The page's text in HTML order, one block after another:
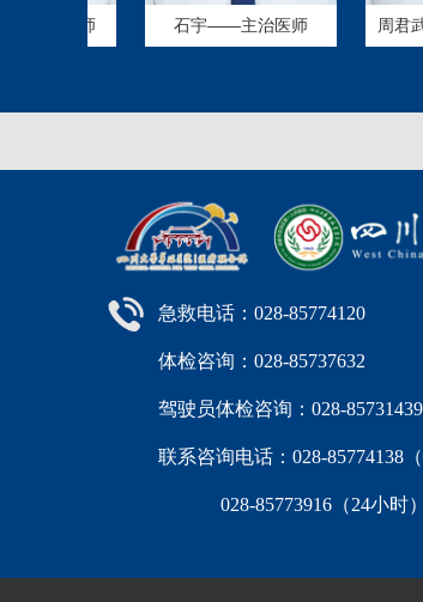
石宇——主治医师 周君武
急救电话：028-85774120
体检咨询：028-85737632
驾驶员体检咨询：028-85731439
联系咨询电话：028-
028-85773916（24小时）